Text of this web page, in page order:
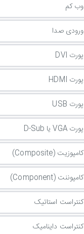
وب کم
ورودی صدا
پورت DVI
پورت HDMI
پورت USB
پورت VGA یا D-Sub
کامپوزیت (Composite)
کامپوننت (Component)
کنتراست استاتیک
کنتراست داینامیک